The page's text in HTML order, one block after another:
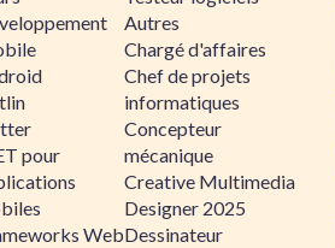
pour
Web
Autres
Chargé d'affaires
Chef de projets
informatiques
Concepteur
mécanique
Creative Multimedia
Designer 2025
Dessinateur